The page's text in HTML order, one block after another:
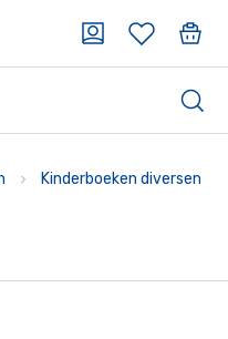
Kinderboeken diversen